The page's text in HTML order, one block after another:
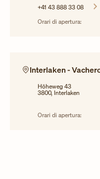
+41 43 888 33 08
Orari di apertura:
Interlaken -
Höheweg 43
3800, Interlaken
Orari di apertura: